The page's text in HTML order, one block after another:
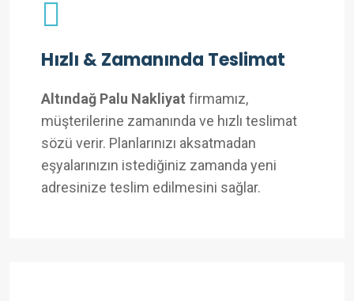
Hızlı & Zamanında Teslimat
Altındağ Palu Nakliyat firmamız,
müşterilerine zamanında ve hızlı teslimat
sözü verir. Planlarınızı aksatmadan
eşyalarınızın istediğiniz zamanda yeni
adresinize teslim edilmesini sağlar.